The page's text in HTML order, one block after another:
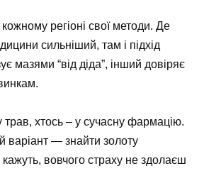
регіоні свої методи. Де
сильніший, там і підхід
мазями “від діда”, інший довіряє
трав, хтось – у сучасну фармацію.
варіант — знайти золоту
вовчого страху не здолаєш